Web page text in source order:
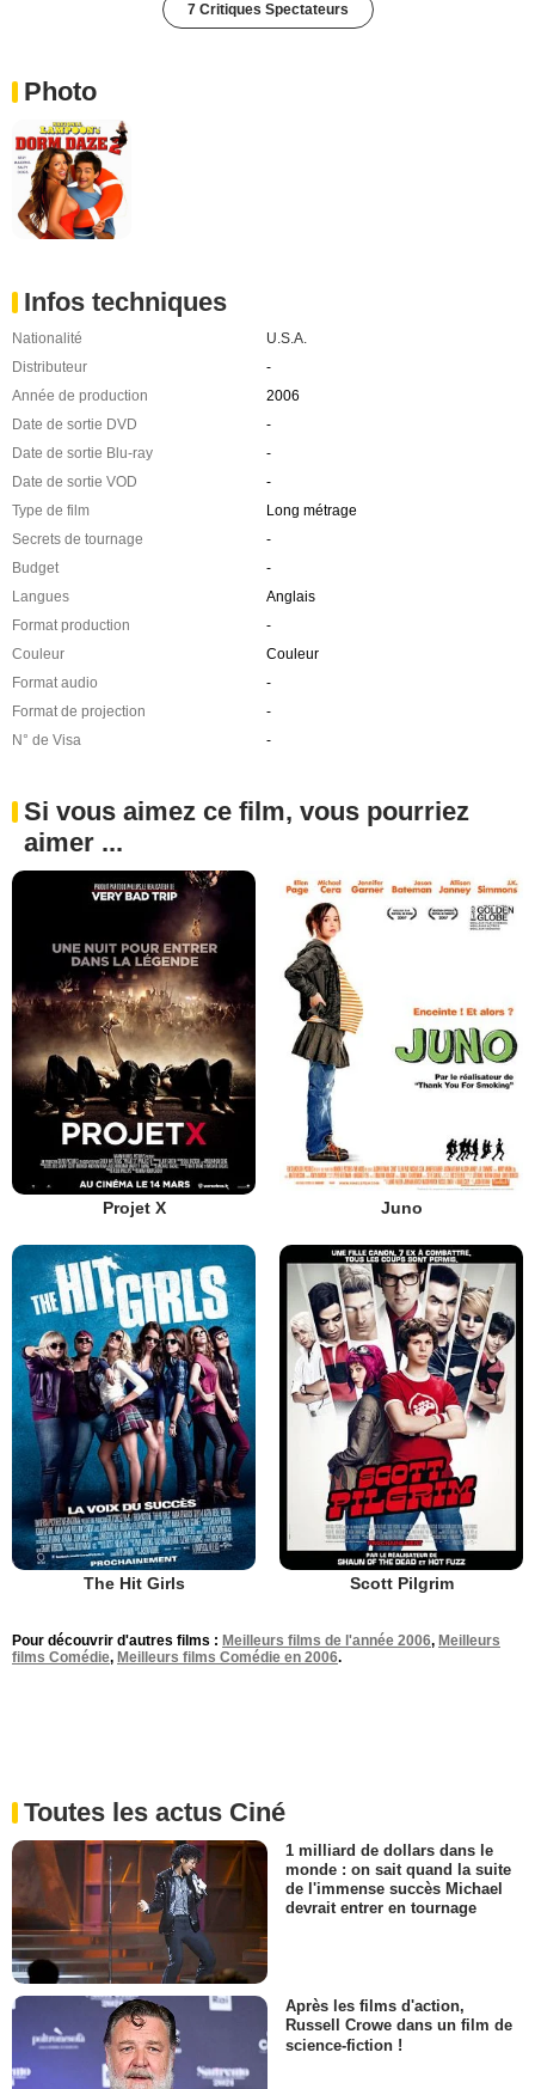
7 Critiques Spectateurs
Photo
Infos techniques
Nationalité
U.S.A.
Distributeur
-
Année de production
2006
Date de sortie DVD
-
Date de sortie Blu-ray
-
Date de sortie VOD
-
Type de film
Long métrage
Secrets de tournage
-
Budget
-
Langues
Anglais
Format production
-
Couleur
Couleur
Format audio
-
Format de projection
-
N° de Visa
-
Si vous aimez ce film, vous pourriez
aimer ...
Projet X Juno
The Hit Girls Scott Pilgrim
Pour découvrir d'autres films : Meilleurs films de l'année 2006, Meilleurs
films Comédie, Meilleurs films Comédie en 2006.
Toutes les actus Ciné
1 milliard de dollars dans le
monde : on sait quand la suite
de l'immense succès Michael
devrait entrer en tournage
Après les films d'action,
Russell Crowe dans un film de
science-fiction !